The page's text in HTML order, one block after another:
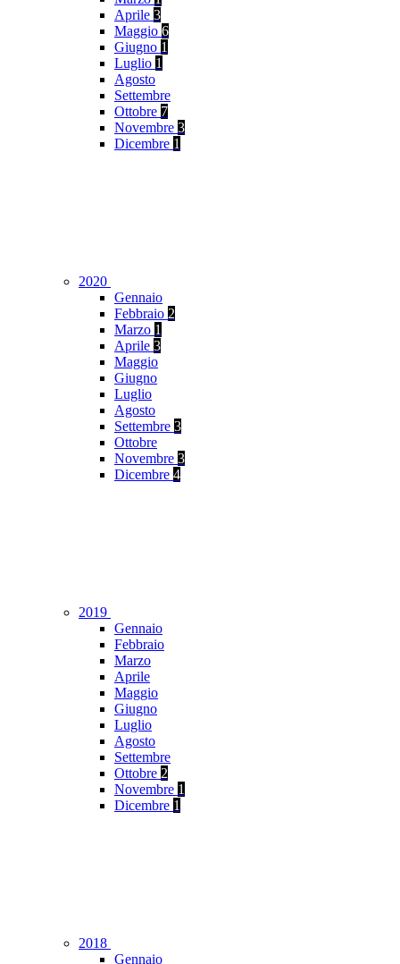
Aprile 3
Maggio 6
Giugno 1
Luglio 1
Agosto
Settembre
Ottobre 7
Novembre 3
Dicembre 1
2020
Gennaio
Febbraio 2
Marzo 1
Aprile 3
Maggio
Giugno
Luglio
Agosto
Settembre 3
Ottobre
Novembre 3
Dicembre 4
2019
Gennaio
Febbraio
Marzo
Aprile
Maggio
Giugno
Luglio
Agosto
Settembre
Ottobre 2
Novembre 1
Dicembre 1
2018
Gennaio